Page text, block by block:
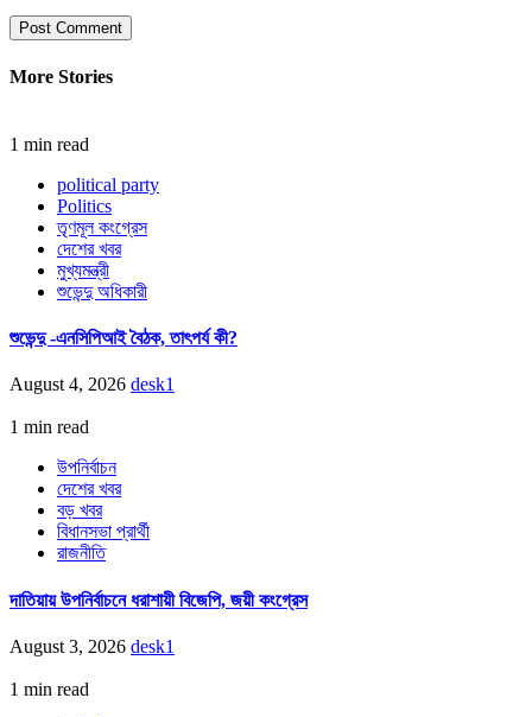
More Stories
1 min read
political party
Politics
তৃণমূল কংগ্রেস
দেশের খবর
মুখ্যমন্ত্রী
শুভেন্দু অধিকারী
শুভেন্দু -এনসিপিআই বৈঠক, তাৎপর্য কী?
August 4, 2026 desk1
1 min read
উপনির্বাচন
দেশের খবর
বড় খবর
বিধানসভা প্রার্থী
রাজনীতি
দাতিয়ায় উপনির্বাচনে ধরাশায়ী বিজেপি, জয়ী কংগ্রেস
August 3, 2026 desk1
1 min read